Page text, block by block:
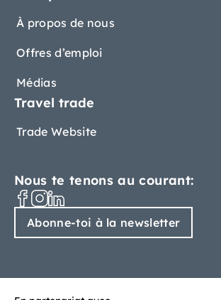
À propos de nous
Offres d’emploi
Médias
Travel trade
Trade Website
Nous te tenons au courant:
Abonne-toi à la newsletter